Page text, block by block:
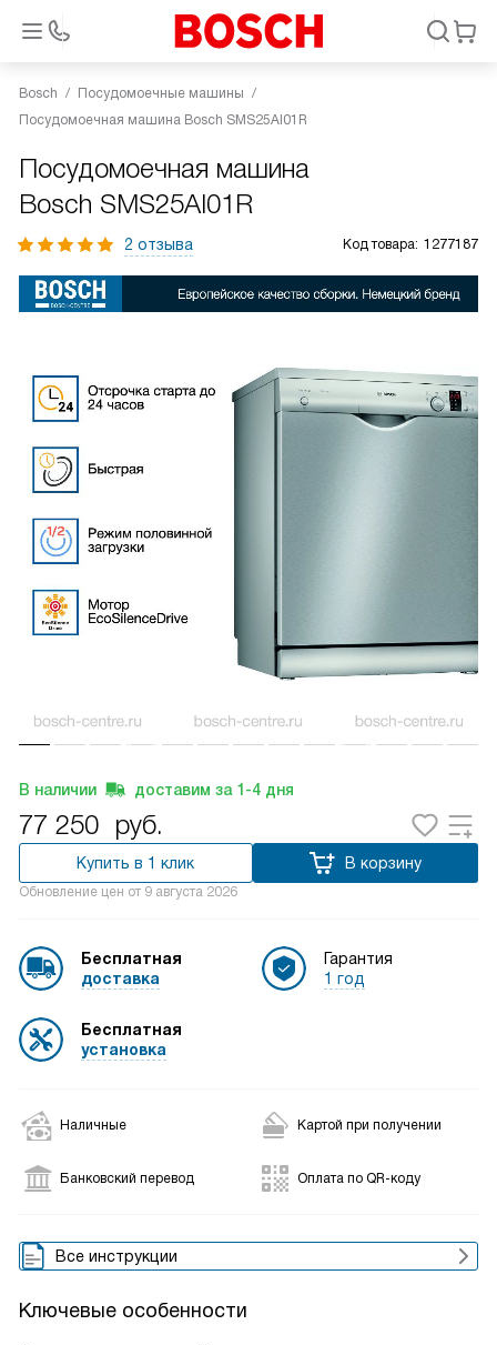
Bosch
Посудомоечные машины
Посудомоечная машина Bosch SMS25AI01R
Посудомоечная машина
Bosch SMS25AI01R
2 отзыва Код товара: 1277187
В наличии доставим за 1-4 дня
77 250 руб.
Купить в 1 клик В корзину
Обновление цен от 9 августа 2026
Бесплатная
доставка
Бесплатная
установка
Гарантия
1 год
Наличные Картой при получении
Банковский перевод Оплата по QR-коду
Все инструкции
Ключевые особенности